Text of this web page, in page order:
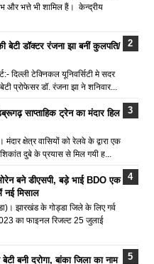
और भत्ते भी शामिल हैं। केन्द्रीय
डॉक्टर रंजना झा बनीं कुलपति/
दिल्ली टेक्निकल यूनिवर्सिटी मे सदर
प्रोफेसर डॉ. रंजना झा ने शनिवार...
साप्ताहिक ट्रेन का मंदार हिल
मंदार क्षेत्र वासियों को रेलवे के द्वारा एक
दुबे के प्रयास से मिल गयी ह...
बने डीएसपी, बड़े भाई BDO एक
नई मिसाल
झारखंड के गोड्डा जिले के लिए गर्व
का फाइनल रिजल्ट 25 जुलाई
बनी दरोगा, बांका जिला का नाम